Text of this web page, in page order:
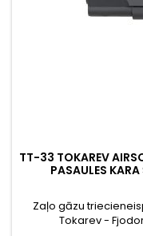
TT-33 TOKAREV
PASAULES
Zaļo gāzu
Tokarev -